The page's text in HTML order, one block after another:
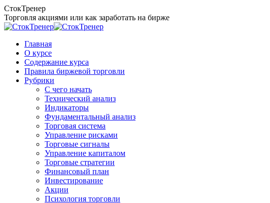
Перейти
к
содержанию
СтокТренер
Торговля акциями или как заработать на бирже
Главная
О курсе
Содержание курса
Правила биржевой торговли
Рубрики
C чего начать
Технический анализ
Индикаторы
Фундаментальный анализ
Торговая система
Управление рисками
Торговые сигналы
Управление капиталом
Торговые стратегии
Финансовый план
Инвестирование
Акции
Психология торговли